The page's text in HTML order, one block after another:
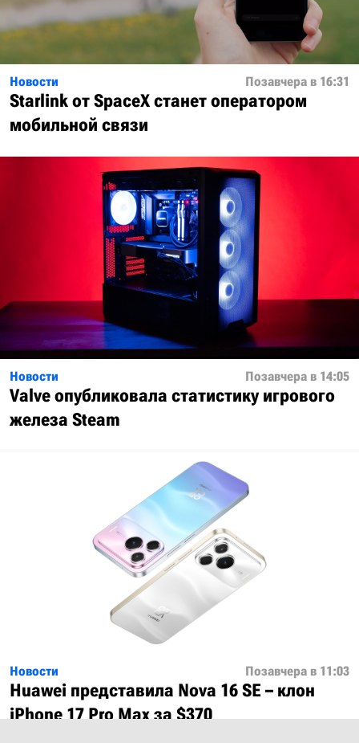
Новости Позавчера в 16:31
Starlink от SpaceX станет оператором
мобильной связи
Новости Позавчера в 14:05
Valve опубликовала статистику игрового
железа Steam
Новости Позавчера в 11:03
Huawei представила Nova 16 SE – клон
iPhone 17 Pro Max за $370